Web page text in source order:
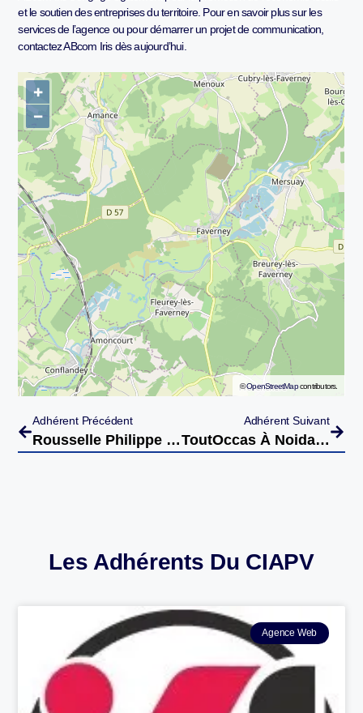
et le soutien des entreprises du territoire. Pour en savoir plus sur les
services de l’agence ou pour démarrer un projet de communication,
contactez ABcom Iris dès aujourd’hui.
+
−
©OpenStreetMapcontributors.
Adhérent Précédent
Rousselle Philippe À Pusey
Adhérent Suivant
ToutOccas À Noidans Les Vesoul
Les Adhérents Du CIAPV
Agence Web